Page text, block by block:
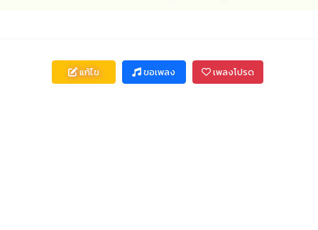
แก้ไข ขอเพลง เพลงโปรด